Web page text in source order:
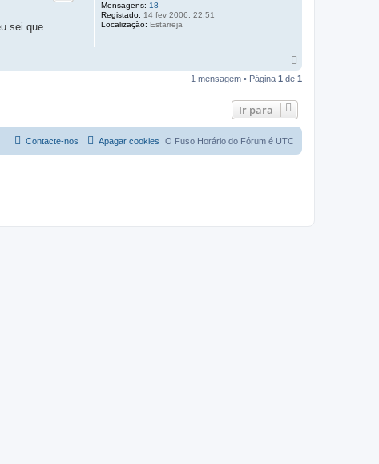
Mensagens: 18
Registado: 14 fev 2006, 22:51
Localização: Estarreja
sei que
p
1 mensagem • Página 1 de 1
Ir para
O Fuso Horário do Fórum é UTC
Apagar cookies
Contacte-nos